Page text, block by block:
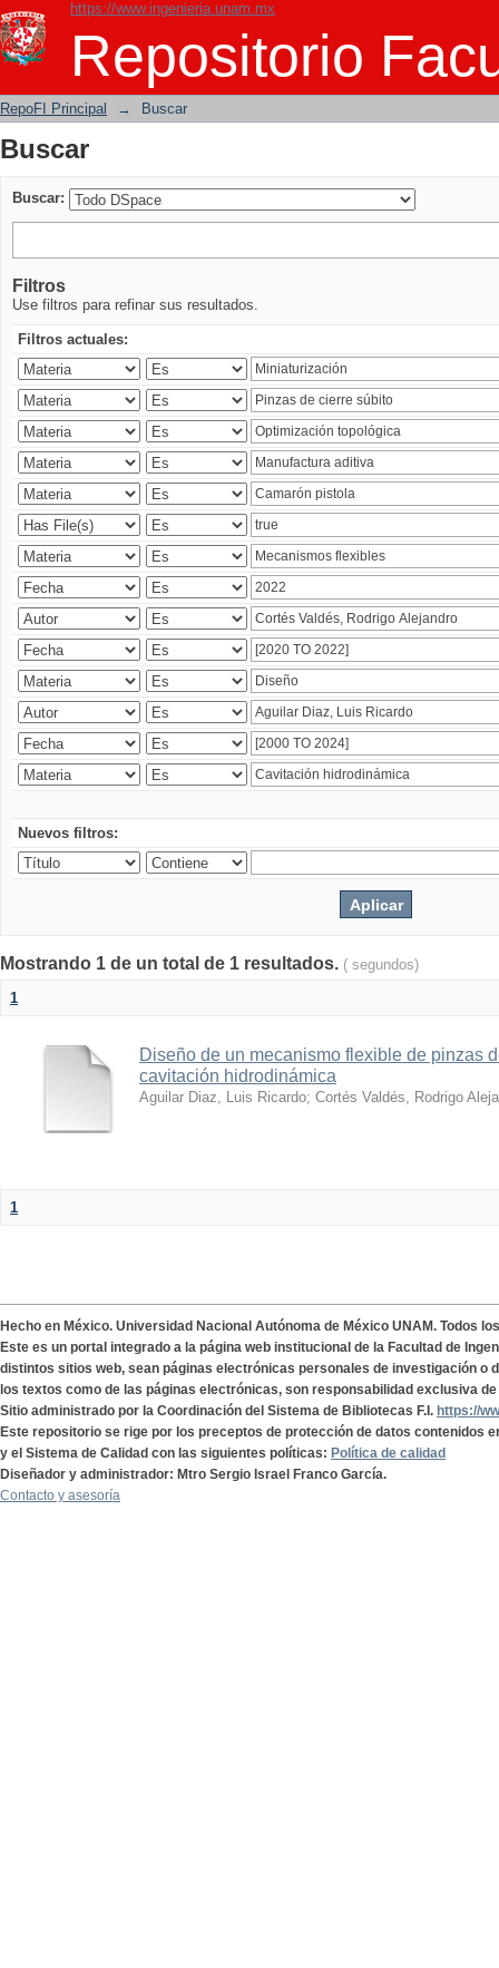
https://www.ingenieria.unam.mx
Repositorio
Buscar
RepoFI Principal → Buscar
Buscar
Buscar:
Filtros
Use filtros para refinar sus resultados.
Filtros actuales:
Nuevos filtros:
Mostrando 1 de un total de 1 resultados. ( segundos)
1
Diseño de un mecanismo flexible de pinzas
cavitación hidrodinámica
Aguilar Diaz, Luis Ricardo; Cortés Valdés, Rodrigo
1
Hecho en México. Universidad Nacional Autónoma de México UNAM. Todos
Este es un portal integrado a la página web institucional de la Facultad de
distintos sitios web, sean páginas electrónicas personales de investigación o
los textos como de las páginas electrónicas, son responsabilidad exclusiva
Sitio administrado por la Coordinación del Sistema de Bibliotecas F.I. https://
Este repositorio se rige por los preceptos de protección de datos contenidos
y el Sistema de Calidad con las siguientes políticas: Política de calidad
Diseñador y administrador: Mtro Sergio Israel Franco García.
Contacto y asesoría